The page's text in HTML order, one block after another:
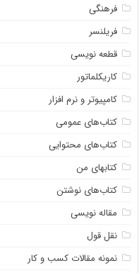
فرهنگی
فریلنسر
قطعه نویسی
کاریکلماتور
کامپیوتر و نرم افزار
کتاب‌های عمومی
کتاب‌های محتوایی
کتابهای من
کتاب‌های نوشتن
مقاله نویسی
نقل قول
نمونه مقالات کسب و کار